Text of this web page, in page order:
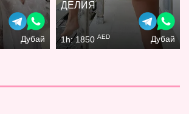
Дубай
ДЕЛИЯ
1h: 1850 AED Дубай